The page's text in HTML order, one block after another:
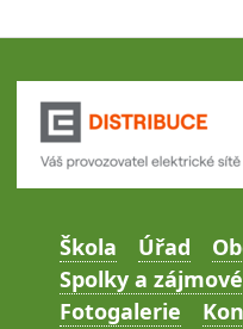
Škola Úřad
Spolky a
Fotogalerie